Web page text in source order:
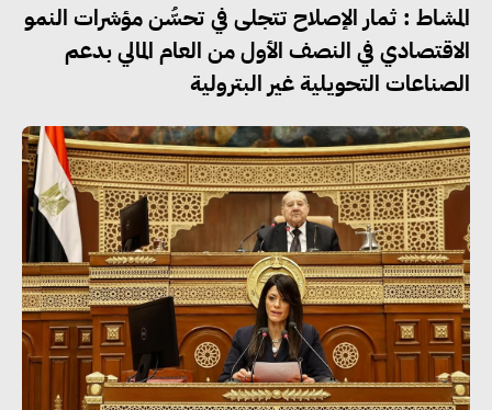
المشاط : ثمار الإصلاح تتجلى في تحسُّن مؤشرات النمو
الاقتصادي في النصف الأول من العام المالي بدعم
الصناعات التحويلية غير البترولية